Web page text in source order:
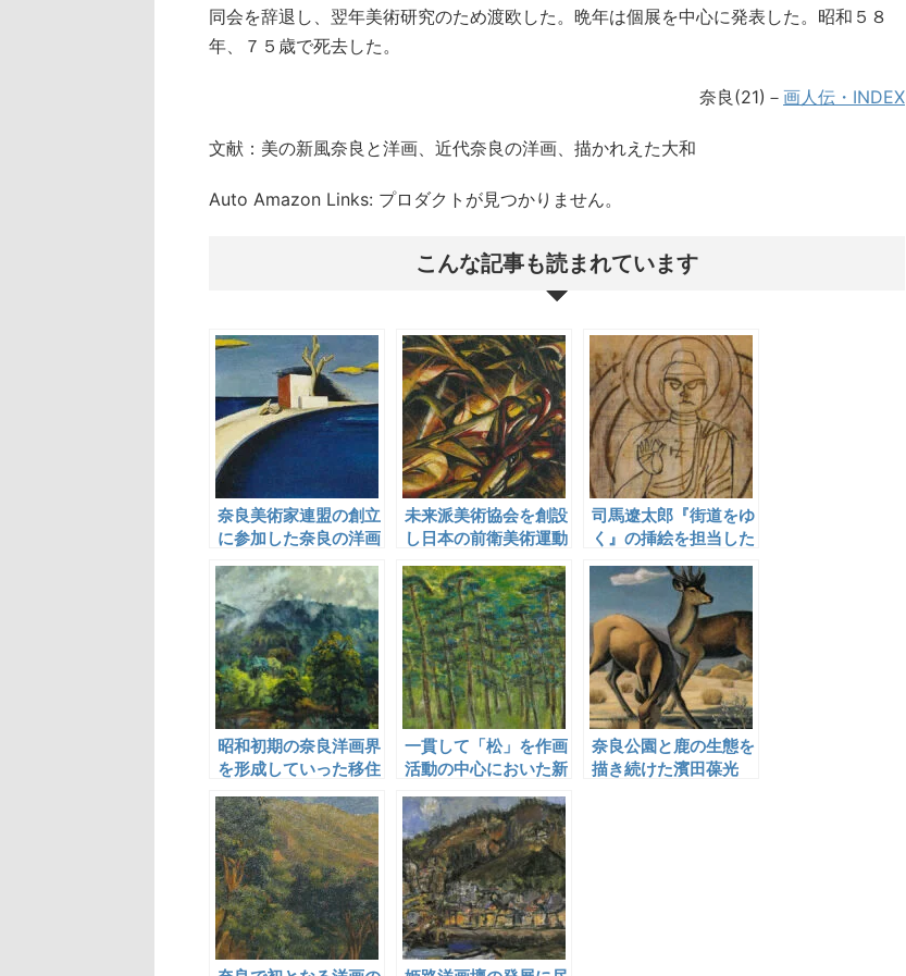
同会を辞退し、翌年美術研究のため渡欧した。晩年は個展を中心に発表した。昭和５８
年、７５歳で死去した。
奈良(21)－ 画人伝・INDEX
文献：美の新風奈良と洋画、近代奈良の洋画、描かれえた大和
Auto Amazon Links: プロダクトが見つかりません。
こんな記事も読まれています
奈良美術家連盟の創立
に参加した奈良の洋画
家
未来派美術協会を創設
し日本の前衛美術運動
の先駆的な役割を果た
した普門暁
司馬遼太郎『街道をゆ
く』の挿絵を担当した
須田剋太
昭和初期の奈良洋画界
を形成していった移住
画家たち
一貫して「松」を作画
活動の中心においた新
道繁
奈良公園と鹿の生態を
描き続けた濱田葆光